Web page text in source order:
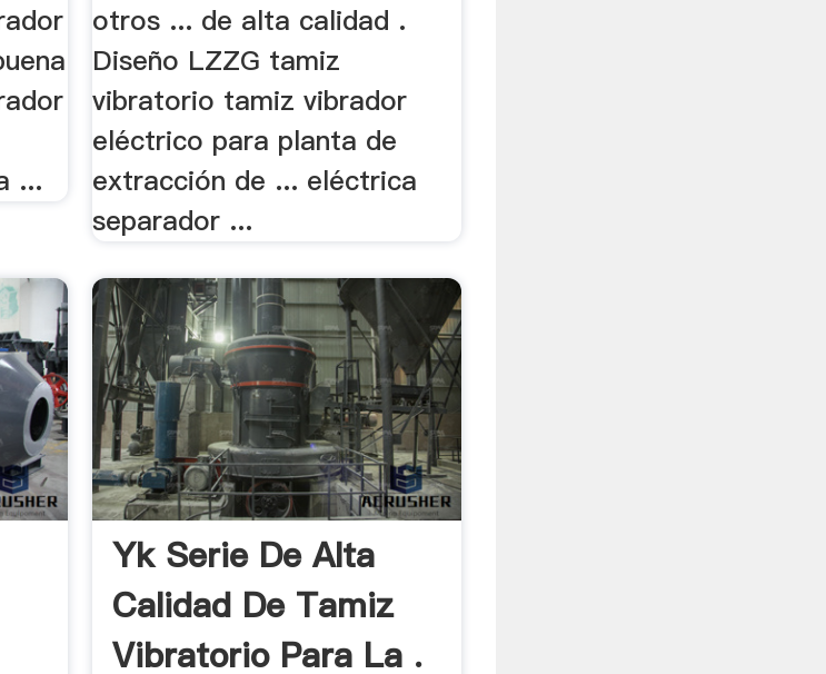
...
otros ... de alta calidad .
Diseño LZZG tamiz
vibratorio tamiz vibrador
eléctrico para planta de
extracción de ... eléctrica
separador ...
Yk Serie De Alta
Calidad De Tamiz
Vibratorio Para La .